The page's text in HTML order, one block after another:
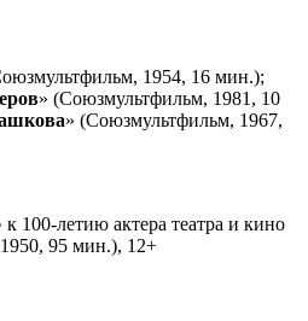
1954, 16 мин.);
» (Союзмультфильм, 1981, 10
» (Союзмультфильм, 1967,
к 100-летию актера театра и кино
95 мин.), 12+